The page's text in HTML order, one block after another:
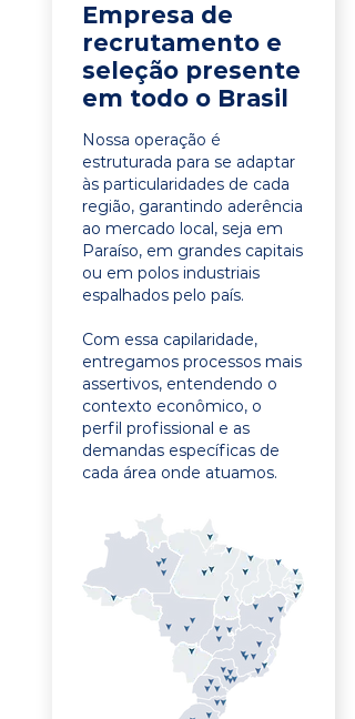
Empresa de
recrutamento e
seleção presente
em todo o Brasil
Nossa operação é
estruturada para se adaptar
às particularidades de cada
região, garantindo aderência
ao mercado local, seja em
Paraíso, em grandes capitais
ou em polos industriais
espalhados pelo país.
Com essa capilaridade,
entregamos processos mais
assertivos, entendendo o
contexto econômico, o
perfil profissional e as
demandas específicas de
cada área onde atuamos.